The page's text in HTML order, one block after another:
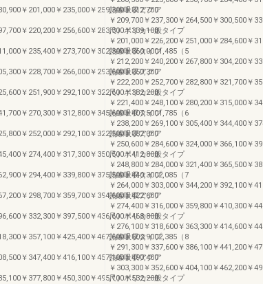
￥201,000￥235,000￥259,300￥312,700
￥220,200￥256,600￥283,300￥339,100
￥235,400￥273,700￥302,300￥360,0001,485（5
￥228,700￥266,000￥293,600￥350,300
￥251,900￥292,100￥322,600￥382,200
￥270,300￥312,800￥345,600￥407,5001,785（6
￥252,000￥292,100￥322,500￥382,000
￥274,400￥317,300￥350,500￥412,800
￥294,400￥339,800￥375,500￥440,3002,085（7
￥298,700￥359,700￥394,600￥422,600
￥332,300￥397,500￥436,600￥468,800
￥357,100￥425,400￥467,600￥502,9002,385（8
￥347,400￥416,100￥457,100￥490,400
￥377,800￥450,300￥495,100￥532,200
熱線吸収アクア
￥209,700￥237,300￥264,500￥300,500￥
尺）ポリカ一般タイプ
￥201,000￥226,200￥251,000￥284,600￥
熱線吸収タイプ
￥212,200￥240,200￥267,800￥304,200￥
熱線吸収アクア
￥222,200￥252,700￥282,800￥321,700￥
尺）ポリカ一般タイプ
￥221,400￥248,100￥280,200￥315,000￥
熱線吸収タイプ
￥238,200￥269,100￥305,400￥344,400￥
熱線吸収アクア
￥250,600￥284,600￥324,000￥366,100￥
尺）ポリカ一般タイプ
￥248,800￥284,000￥321,400￥365,500￥
熱線吸収タイプ
￥264,000￥303,000￥344,200￥392,100￥
熱線吸収アクア
￥274,400￥316,000￥359,800￥410,300￥
尺）ポリカ一般タイプ
￥276,100￥318,600￥363,300￥414,600￥
熱線吸収タイプ
￥291,300￥337,600￥386,100￥441,200￥
熱線吸収アクア
￥303,300￥352,600￥404,100￥462,200￥
尺）ポリカ一般タイプ